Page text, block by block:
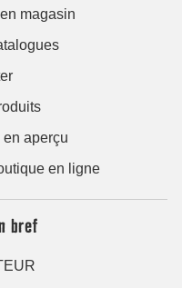
magasin
aperçu
en ligne
bref